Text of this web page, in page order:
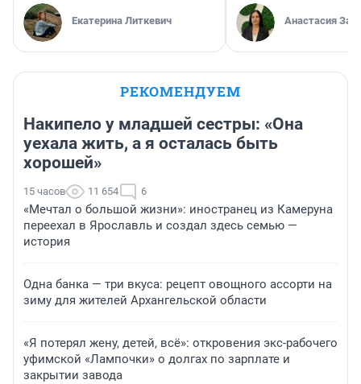
Екатерина Литкевич Анастасия
РЕКОМЕНДУЕМ
Накипело у младшей сестры: «Она
уехала жить, а я осталась быть
хорошей»
15 часов 11 654 6
«Мечтал о большой жизни»: иностранец из Камеруна
переехал в Ярославль и создал здесь семью —
история
Одна банка — три вкуса: рецепт овощного ассорти на
зиму для жителей Архангельской области
«Я потерял жену, детей, всё»: откровения экс-рабочего
уфимской «Лампочки» о долгах по зарплате и
закрытии завода